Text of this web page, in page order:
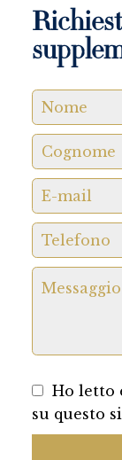
Ho letto
su questo